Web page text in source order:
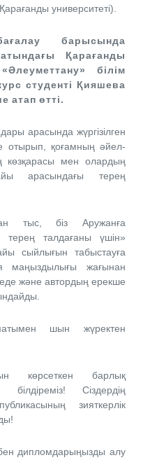
университеті).
барысында
атындағы
Қарағанды
Әлеуметтану» білім
студенті Қияшева
атап өтті.
арасында жүргізілген
отырып, қоғамның әйел-
көзқарасы мен олардың
арасындағы терең
тыс, біз Аружанға
терең талдағаны үшін»
сыйлығын табыстауға
маңыздылығы жағынан
және автордың ерекше
шын жүректен
көрсеткен барлық
Сіздердің
зияткерлік
дипломдарыңызды алу